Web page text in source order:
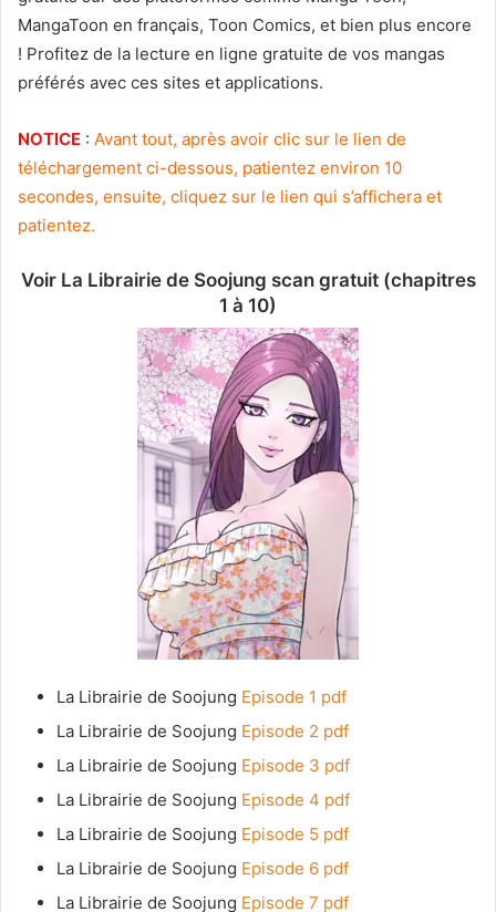
MangaToon en français, Toon Comics, et bien plus encore
! Profitez de la lecture en ligne gratuite de vos mangas
préférés avec ces sites et applications.
NOTICE : Avant tout, après avoir clic sur le lien de
téléchargement ci-dessous, patientez environ 10
secondes, ensuite, cliquez sur le lien qui s’affichera et
patientez.
Voir La Librairie de Soojung scan gratuit (chapitres
1 à 10)
La Librairie de Soojung Episode 1 pdf
La Librairie de Soojung Episode 2 pdf
La Librairie de Soojung Episode 3 pdf
La Librairie de Soojung Episode 4 pdf
La Librairie de Soojung Episode 5 pdf
La Librairie de Soojung Episode 6 pdf
La Librairie de Soojung Episode 7 pdf